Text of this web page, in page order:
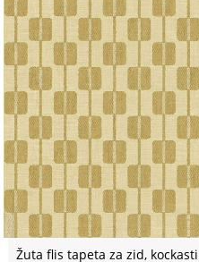
Žuta flis tapeta za zid,